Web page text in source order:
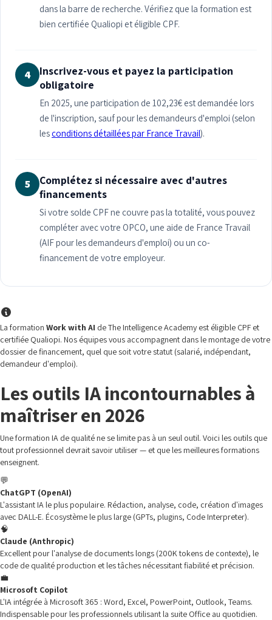
dans la barre de recherche. Vérifiez que la formation est
bien certifiée Qualiopi et éligible CPF.
4
Inscrivez-vous et payez la participation
obligatoire
En 2025, une participation de 102,23€ est demandée lors
de l'inscription, sauf pour les demandeurs d'emploi (selon
lesconditions détaillées par France Travail).
5
Complétez si nécessaire avec d'autres
financements
Si votre solde CPF ne couvre pas la totalité, vous pouvez
compléter avec votre OPCO, une aide de France Travail
(AIF pour les demandeurs d'emploi) ou un co-
financement de votre employeur.
La formation Work with AI de The Intelligence Academy est éligible CPF et
certifiée Qualiopi. Nos équipes vous accompagnent dans le montage de votre
dossier de financement, quel que soit votre statut (salarié, indépendant,
demandeur d'emploi).
Les outils IA incontournables à
maîtriser en 2026
Une formation IA de qualité ne se limite pas à un seul outil. Voici les outils que
tout professionnel devrait savoir utiliser — et que les meilleures formations
enseignent.
💬
ChatGPT (OpenAI)
L'assistant IA le plus populaire. Rédaction, analyse, code, création d'images
avec DALL-E. Écosystème le plus large (GPTs, plugins, Code Interpreter).
🧠
Claude (Anthropic)
Excellent pour l'analyse de documents longs (200K tokens de contexte), le
code de qualité production et les tâches nécessitant fiabilité et précision.
💼
Microsoft Copilot
L'IA intégrée à Microsoft 365 : Word, Excel, PowerPoint, Outlook, Teams.
Indispensable pour les professionnels utilisant la suite Office au quotidien.